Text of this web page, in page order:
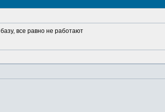
все равно не работают